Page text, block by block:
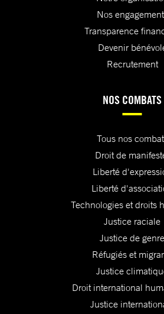
Nos
Transparence
Devenir
Recrutement
NOS COMBATS
Tous nos
Droit de
Liberté
Liberté
Technologies et droits
Justice raciale
Justice de genre
Réfugiés et
Justice
Droit international
Justice